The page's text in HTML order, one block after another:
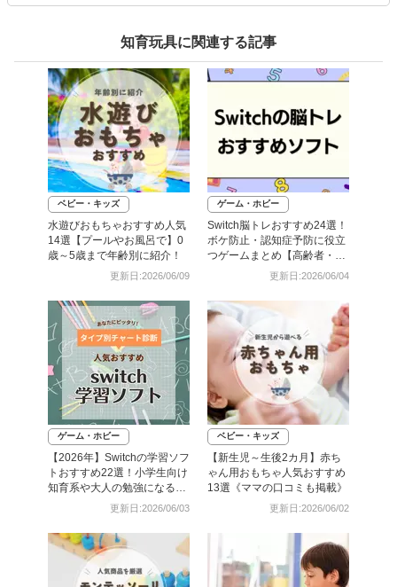
知育玩具に関連する記事
ベビー・キッズ
水遊びおもちゃおすすめ人気
14選【プールやお風呂で】0
歳～5歳まで年齢別に紹介！
更新日:2026/06/09
ゲーム・ホビー
Switch脳トレおすすめ24選！
ボケ防止・認知症予防に役立
つゲームまとめ【高齢者・大
人・子ども向け】更新日:2026/06/04
ゲーム・ホビー
【2026年】Switchの学習ソフ
トおすすめ22選！小学生向け
知育系や大人の勉強になるゲ
更新日:2026/06/03
ベビー・キッズ
【新生児～生後2カ月】赤ち
ゃん用おもちゃ人気おすすめ
13選《ママの口コミも掲載》
更新日:2026/06/02